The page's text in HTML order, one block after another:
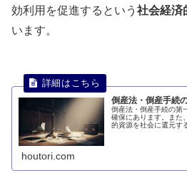
効利用を促進するという 社会経済
います。
倒産法・倒産手続
倒産法・倒産手続の第
確保にあります。また
的資源を社会に還元す
houtori.com